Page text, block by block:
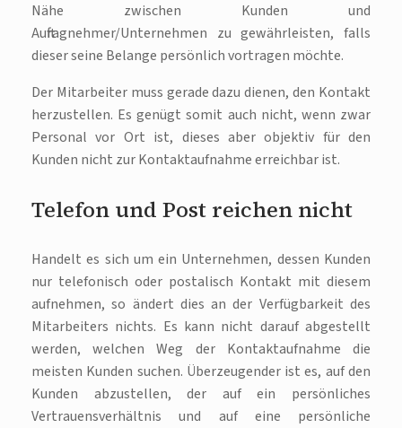
Nähe zwischen Kunden und
Auftragnehmer/Unternehmen zu gewährleisten, falls
dieser seine Belange persönlich vortragen möchte.
Der Mitarbeiter muss gerade dazu dienen, den Kontakt
herzustellen. Es genügt somit auch nicht, wenn zwar
Personal vor Ort ist, dieses aber objektiv für den
Kunden nicht zur Kontaktaufnahme erreichbar ist.
Telefon und Post reichen nicht
Handelt es sich um ein Unternehmen, dessen Kunden
nur telefonisch oder postalisch Kontakt mit diesem
aufnehmen, so ändert dies an der Verfügbarkeit des
Mitarbeiters nichts. Es kann nicht darauf abgestellt
werden, welchen Weg der Kontaktaufnahme die
meisten Kunden suchen. Überzeugender ist es, auf den
Kunden abzustellen, der auf ein persönliches
Vertrauensverhältnis und auf eine persönliche